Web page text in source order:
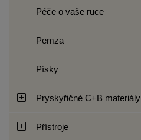
Péče o vaše ruce
Pemza
Písky
Pryskyřičné C+B materiály
Přístroje